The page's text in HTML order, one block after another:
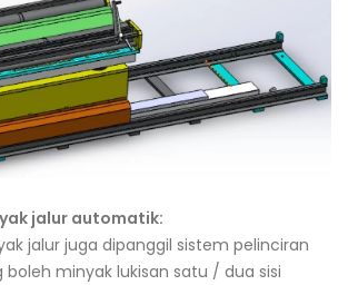
jalur automatik:
jalur juga dipanggil sistem pelinciran
boleh minyak lukisan satu / dua sisi